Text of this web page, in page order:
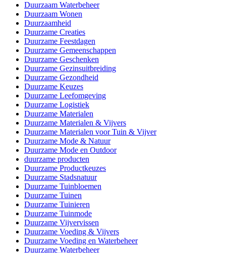
Duurzaam Waterbeheer
Duurzaam Wonen
Duurzaamheid
Duurzame Creaties
Duurzame Feestdagen
Duurzame Gemeenschappen
Duurzame Geschenken
Duurzame Gezinsuitbreiding
Duurzame Gezondheid
Duurzame Keuzes
Duurzame Leefomgeving
Duurzame Logistiek
Duurzame Materialen
Duurzame Materialen & Vijvers
Duurzame Materialen voor Tuin & Vijver
Duurzame Mode & Natuur
Duurzame Mode en Outdoor
duurzame producten
Duurzame Productkeuzes
Duurzame Stadsnatuur
Duurzame Tuinbloemen
Duurzame Tuinen
Duurzame Tuinieren
Duurzame Tuinmode
Duurzame Vijvervissen
Duurzame Voeding & Vijvers
Duurzame Voeding en Waterbeheer
Duurzame Waterbeheer